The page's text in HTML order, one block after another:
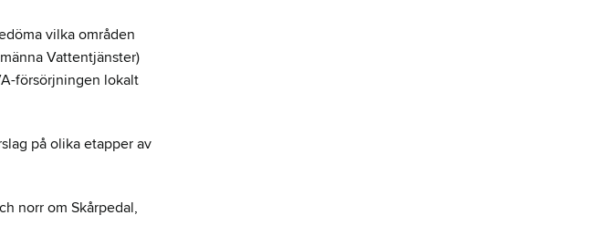
vilka områden
Vattentjänster)
försörjningen lokalt
på olika etapper av
norr om Skårpedal,